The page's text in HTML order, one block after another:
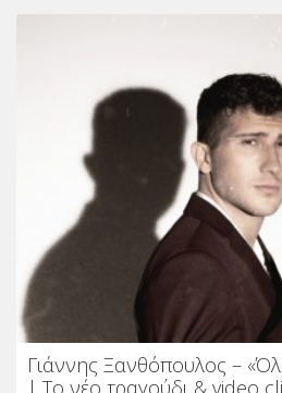
Γιάννης Ξανθόπουλος –
| Το νέο τραγούδι & video